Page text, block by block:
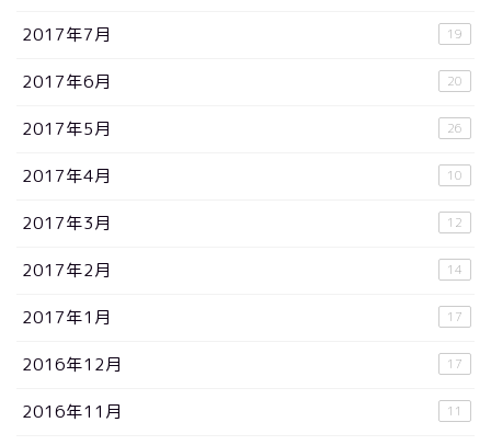
2017年7月 19
2017年6月 20
2017年5月 26
2017年4月 10
2017年3月 12
2017年2月 14
2017年1月 17
2016年12月 17
2016年11月 11